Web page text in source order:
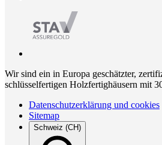
Wir sind ein in Europa geschätzter,
schlüsselfertigen Holzfertighäusern mit
Datenschutzerklärung und cookies
Sitemap
Schweiz (CH)